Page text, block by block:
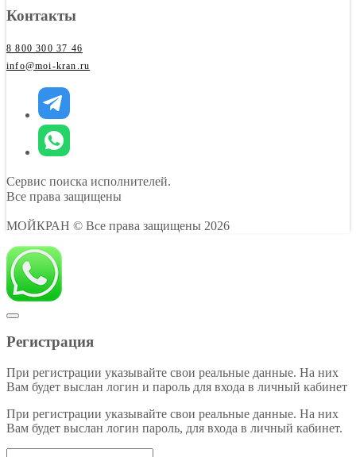
Контакты
8 800 300 37 46
info@moi-kran.ru
Сервис поиска исполнителей.
Все права защищены
МОЙКРАН © Все права защищены 2026
Регистрация
При регистрации указывайте свои реальные данные. На них
Вам будет выслан логин и пароль для входа в личный кабинет
При регистрации указывайте свои реальные данные. На них
Вам будет выслан логин пароль, для входа в личный кабинет.